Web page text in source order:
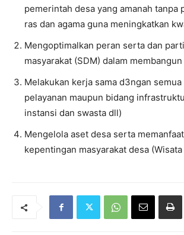
pemerintah desa yang amanah tanpa
ras dan agama guna meningkatkan
Mengoptimalkan peran serta dan
masyarakat (SDM) dalam membangun
Melakukan kerja sama d3ngan
pelayanan maupun bidang
instansi dan swasta dll)
Mengelola aset desa serta
kepentingan masyarakat desa (Wisata